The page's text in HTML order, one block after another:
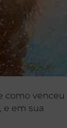
como venceu
e em sua